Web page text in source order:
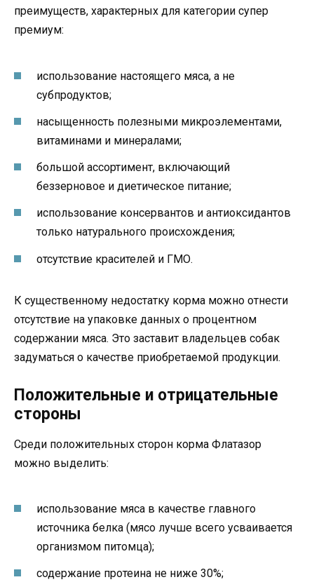
преимуществ, характерных для категории супер
премиум:
использование настоящего мяса, а не
субпродуктов;
насыщенность полезными микроэлементами,
витаминами и минералами;
большой ассортимент, включающий
беззерновое и диетическое питание;
использование консервантов и антиоксидантов
только натурального происхождения;
отсутствие красителей и ГМО.
К существенному недостатку корма можно отнести
отсутствие на упаковке данных о процентном
содержании мяса. Это заставит владельцев собак
задуматься о качестве приобретаемой продукции.
Положительные и отрицательные
стороны
Среди положительных сторон корма Флатазор
можно выделить:
использование мяса в качестве главного
источника белка (мясо лучше всего усваивается
организмом питомца);
содержание протеина не ниже 30%;